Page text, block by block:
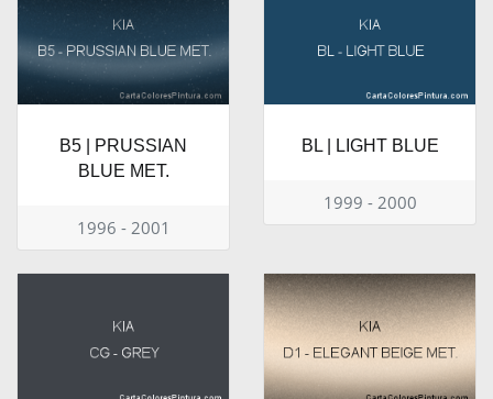
B5 | PRUSSIAN
BLUE MET.
1996 - 2001
BL | LIGHT BLUE
1999 - 2000